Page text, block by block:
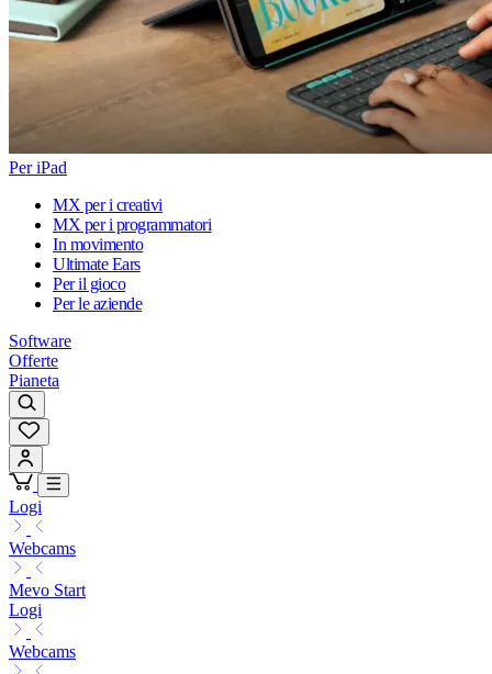
Per iPad
MX per i creativi
MX per i programmatori
In movimento
Ultimate Ears
Per il gioco
Per le aziende
Software
Offerte
Pianeta
Logi
Webcams
Mevo Start
Logi
Webcams